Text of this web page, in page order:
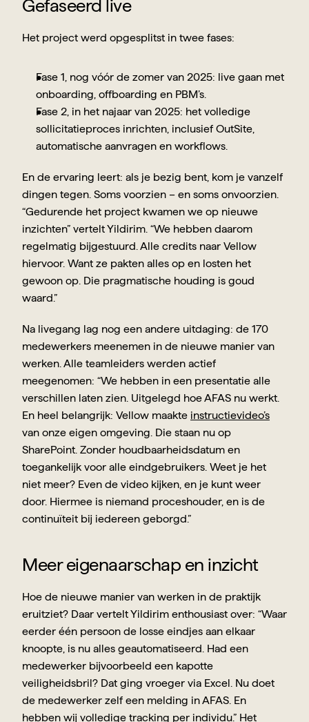
Gefaseerd live
Het project werd opgesplitst in twee fases:
Fase 1, nog vóór de zomer van 2025: live gaan met
onboarding, offboarding en PBM’s.
Fase 2, in het najaar van 2025: het volledige
sollicitatieproces inrichten, inclusief OutSite,
automatische aanvragen en workflows.
En de ervaring leert: als je bezig bent, kom je vanzelf
dingen tegen. Soms voorzien – en soms onvoorzien.
“Gedurende het project kwamen we op nieuwe
inzichten” vertelt Yildirim. “We hebben daarom
regelmatig bijgestuurd. Alle credits naar Vellow
hiervoor. Want ze pakten alles op en losten het
gewoon op. Die pragmatische houding is goud
waard.”
Na livegang lag nog een andere uitdaging: de 170
medewerkers meenemen in de nieuwe manier van
werken. Alle teamleiders werden actief
meegenomen: “We hebben in een presentatie alle
verschillen laten zien. Uitgelegd hoe AFAS nu werkt.
En heel belangrijk: Vellow maakte instructievideo’s
van onze eigen omgeving. Die staan nu op
SharePoint. Zonder houdbaarheidsdatum en
toegankelijk voor alle eindgebruikers. Weet je het
niet meer? Even de video kijken, en je kunt weer
door. Hiermee is niemand proceshouder, en is de
continuïteit bij iedereen geborgd.”
Meer eigenaarschap en inzicht
Hoe de nieuwe manier van werken in de praktijk
eruitziet? Daar vertelt Yildirim enthousiast over: “Waar
eerder één persoon de losse eindjes aan elkaar
knoopte, is nu alles geautomatiseerd. Had een
medewerker bijvoorbeeld een kapotte
veiligheidsbril? Dat ging vroeger via Excel. Nu doet
de medewerker zelf een melding in AFAS. En
hebben wij volledige tracking per individu.” Het